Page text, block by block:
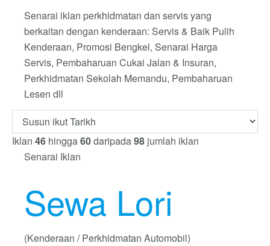
Senarai iklan perkhidmatan dan servis yang
berkaitan dengan kenderaan: Servis & Baik Pulih
Kenderaan, Promosi Bengkel, Senarai Harga
Servis, Pembaharuan Cukai Jalan & Insuran,
Perkhidmatan Sekolah Memandu, Pembaharuan
Lesen dll
Iklan 46 hingga60daripada98 jumlah iklan
Senarai Iklan
Sewa Lori
(Kenderaan / Perkhidmatan Automobil)